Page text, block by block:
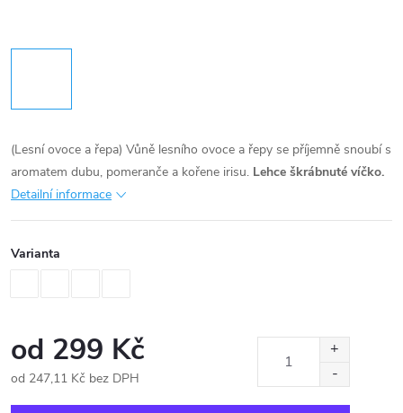
(Lesní ovoce a řepa) Vůně lesního ovoce a řepy se příjemně snoubí s
aromatem dubu, pomeranče a kořene irisu. Lehce škrábnuté víčko.
Detailní informace
Varianta
od 299 Kč
od 247,11 Kč bez DPH